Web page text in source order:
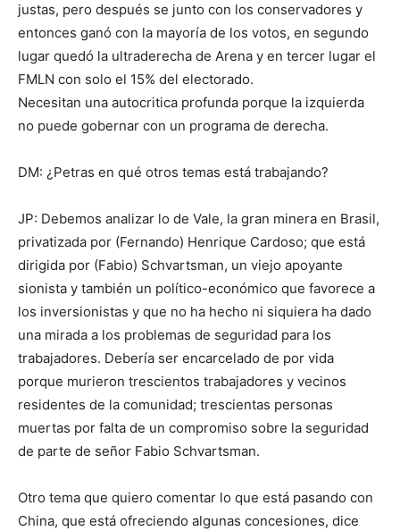
justas, pero después se junto con los conservadores y
entonces ganó con la mayoría de los votos, en segundo
lugar quedó la ultraderecha de Arena y en tercer lugar el
FMLN con solo el 15% del electorado.
Necesitan una autocritica profunda porque la izquierda
no puede gobernar con un programa de derecha.
DM: ¿Petras en qué otros temas está trabajando?
JP: Debemos analizar lo de Vale, la gran minera en Brasil,
privatizada por (Fernando) Henrique Cardoso; que está
dirigida por (Fabio) Schvartsman, un viejo apoyante
sionista y también un político-económico que favorece a
los inversionistas y que no ha hecho ni siquiera ha dado
una mirada a los problemas de seguridad para los
trabajadores. Debería ser encarcelado de por vida
porque murieron trescientos trabajadores y vecinos
residentes de la comunidad; trescientas personas
muertas por falta de un compromiso sobre la seguridad
de parte de señor Fabio Schvartsman.
Otro tema que quiero comentar lo que está pasando con
China, que está ofreciendo algunas concesiones, dice